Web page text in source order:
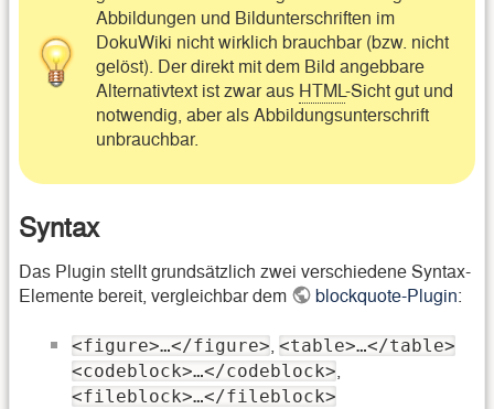
Abbildungen und Bildunterschriften im
DokuWiki nicht wirklich brauchbar (bzw. nicht
gelöst). Der direkt mit dem Bild angebbare
Alternativtext ist zwar aus HTML-Sicht gut und
notwendig, aber als Abbildungsunterschrift
unbrauchbar.
Syntax
Das Plugin stellt grundsätzlich zwei verschiedene Syntax-
Elemente bereit, vergleichbar dem
blockquote-Plugin:
<figure>…</figure>, <table>…</table>
<codeblock>…</codeblock>,
<fileblock>…</fileblock>